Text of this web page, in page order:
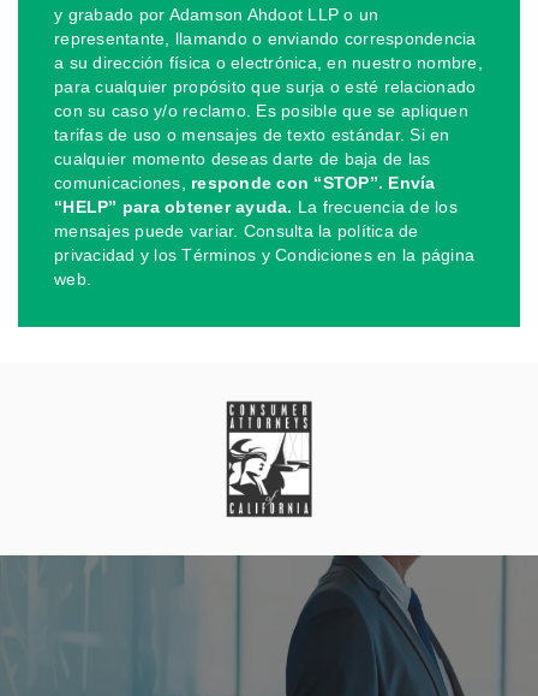
y grabado por Adamson Ahdoot LLP o un
representante, llamando o enviando correspondencia
a su dirección física o electrónica, en nuestro nombre,
para cualquier propósito que surja o esté relacionado
con su caso y/o reclamo. Es posible que se apliquen
tarifas de uso o mensajes de texto estándar. Si en
cualquier momento deseas darte de baja de las
comunicaciones, responde con “STOP”. Envía
“HELP” para obtener ayuda. La frecuencia de los
mensajes puede variar. Consulta la política de
privacidad y los Términos y Condiciones en la página
web.